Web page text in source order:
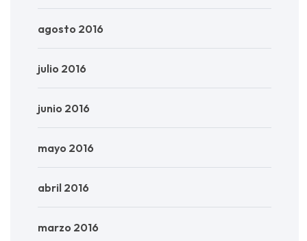
agosto 2016
julio 2016
junio 2016
mayo 2016
abril 2016
marzo 2016